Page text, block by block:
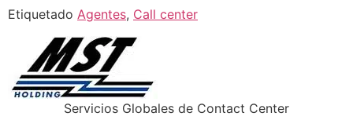
Etiquetado Agentes, Call center
Servicios Globales de Contact Center